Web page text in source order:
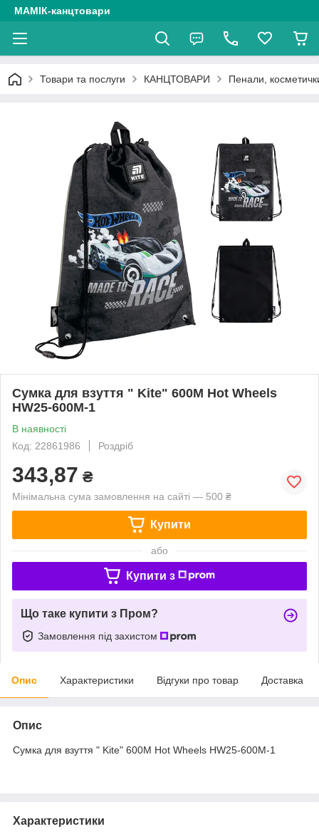
МАМІК-канцтовари
Товари та послуги КАНЦТОВАРИ Пенали,
Сумка для взуття " Kite" 600M Hot Wheels
HW25-600M-1
В наявності
Код: 22861986
Роздріб
343,87 ₴
Мінімальна сума замовлення на сайті — 500 ₴
Купити
або
Купити з
Що таке купити з Пром?
Замовлення під захистом
Опис Характеристики Відгуки про товар Доставка
Опис
Сумка для взуття " Kite" 600M Hot Wheels HW25-600M-1
Характеристики